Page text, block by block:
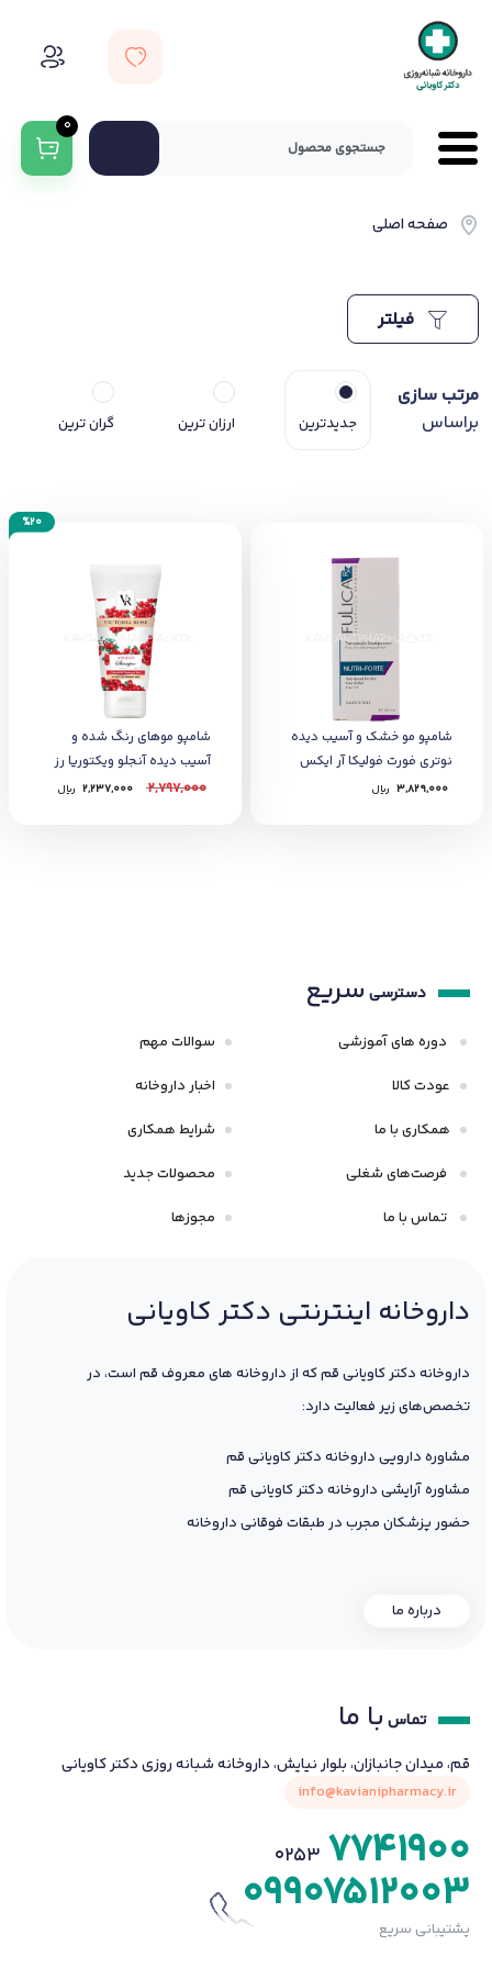
0
صفحه اصلی
مرتب سازی
براساس
جدیدترین ارزان ترین گران ترین
شامپو مو خشک و آسیب دیده
نوتری فورت فولیکا آر ایکس
3,829,000 ﷼
%20
شامپو موهای رنگ شده و
آسیب دیده آنجلو ویکتوریا رز
2,797,000
2,237,000 ﷼
دسترسی سریع
دوره های آموزشی
عودت کالا
همکاری با ما
فرصت‌های شغلی
تماس با ما
سوالات مهم
اخبار داروخانه
شرایط همکاری
محصولات جدید
مجوزها
داروخانه اینترنتی دکتر کاویانی
داروخانه دکتر کاویانی قم که از داروخانه های معروف قم است، در
تخصص‌های زیر فعالیت دارد:
مشاوره دارویی داروخانه دکتر کاویانی قم
مشاوره آرایشی داروخانه دکتر کاویانی قم
حضور پزشکان مجرب در طبقات فوقانی داروخانه
درباره ما
تماس با ما
قم، میدان جانبازان، بلوار نیایش، داروخانه شبانه روزی دکتر کاویانی
info@kavianipharmacy.ir
0253 7741900
09907512003
پشتیبانی سریع